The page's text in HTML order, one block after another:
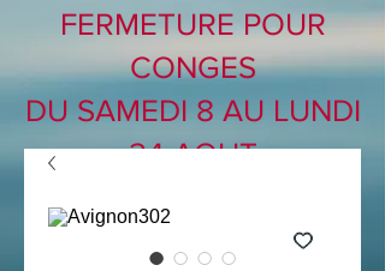
FERMETURE POUR
CONGES
DU SAMEDI 8 AU LUNDI
24 AOUT